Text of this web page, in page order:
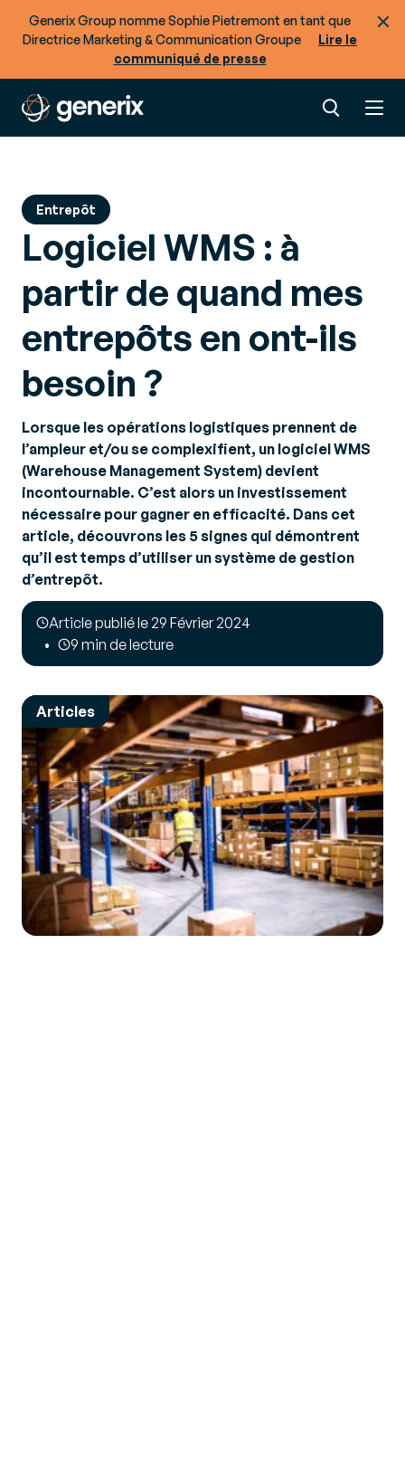
Generix Group nomme Sophie Pietremont en tant que
Directrice Marketing & Communication Groupe
Lire le
communiqué de presse
Entrepôt
Logiciel WMS : à
partir de quand mes
entrepôts en ont-ils
besoin ?
Lorsque les opérations logistiques prennent de
l’ampleur et/ou se complexifient, un logiciel WMS
(Warehouse Management System) devient
incontournable. C’est alors un investissement
nécessaire pour gagner en efficacité. Dans cet
article, découvrons les 5 signes qui démontrent
qu’il est temps d’utiliser un système de gestion
d’entrepôt.
Article publié le 29 Février 2024
9 min de lecture
Articles
Nos derniers contenus
Prêt à optimiser les flux de biens et de données
de votre Supply Chain ?